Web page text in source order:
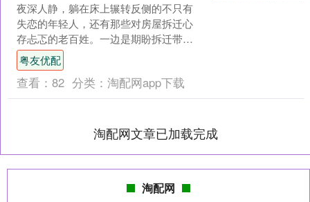
夜深人静，躺在床上辗转反侧的不只有
失恋的年轻人，还有那些对房屋拆迁心
存忐忑的老百姓。一边是期盼拆迁带来
的"暴富"机会，一边是担忧自家老房子何
去何从。2025年新....
粤友优配
查看： 82 分类： 淘配网app下载
淘配网文章已加载完成
淘配网